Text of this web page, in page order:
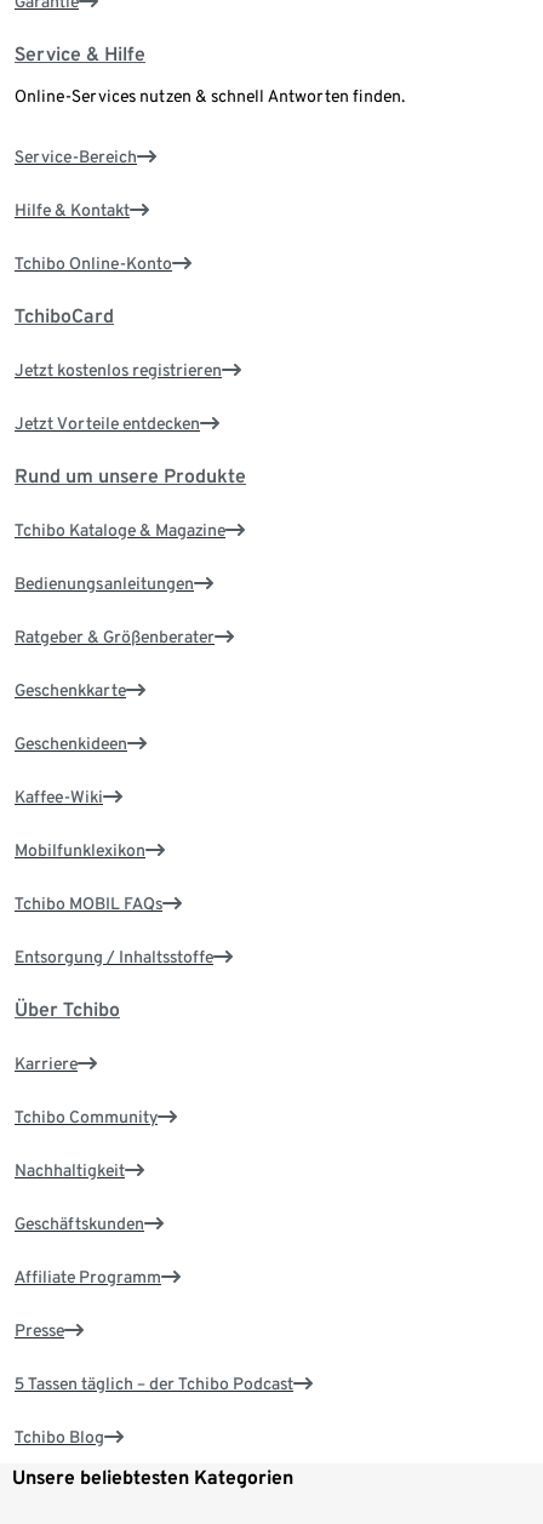
Service & Hilfe
Online-Services nutzen & schnell Antworten finden.
Service-Bereich
Hilfe & Kontakt
Tchibo Online-Konto
TchiboCard
Jetzt kostenlos registrieren
Jetzt Vorteile entdecken
Rund um unsere Produkte
Tchibo Kataloge & Magazine
Bedienungsanleitungen
Ratgeber & Größenberater
Geschenkkarte
Geschenkideen
Kaffee-Wiki
Mobilfunklexikon
Tchibo MOBIL FAQs
Entsorgung / Inhaltsstoffe
Über Tchibo
Karriere
Tchibo Community
Nachhaltigkeit
Geschäftskunden
Affiliate Programm
Presse
5 Tassen täglich – der Tchibo Podcast
Tchibo Blog
Unsere beliebtesten Kategorien